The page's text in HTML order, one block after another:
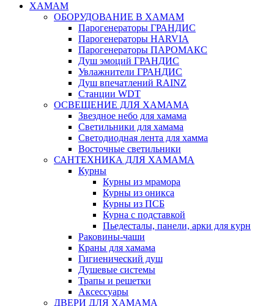
ХАМАМ
ОБОРУДОВАНИЕ В ХАМАМ
Парогенераторы ГРАНДИС
Парогенераторы HARVIA
Парогенераторы ПАРОМАКС
Душ эмоций ГРАНДИС
Увлажнители ГРАНДИС
Душ впечатлений RAINZ
Станции WDT
ОСВЕЩЕНИЕ ДЛЯ ХАМАМА
Звездное небо для хамама
Светильники для хамама
Светодиодная лента для хамма
Восточные светильники
САНТЕХНИКА ДЛЯ ХАМАМА
Курны
Курны из мрамора
Курны из оникса
Курны из ПСБ
Курна с подставкой
Пьедесталы, панели, арки для курн
Раковины-чаши
Краны для хамама
Гигиенический душ
Душевые системы
Трапы и решетки
Аксессуары
ДВЕРИ ДЛЯ ХАМАМА